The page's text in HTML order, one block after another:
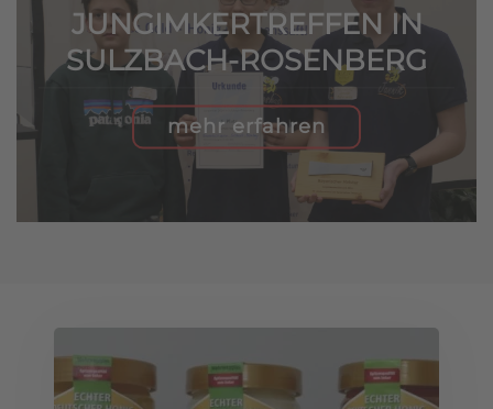
JUNGIMKERTREFFEN IN
SULZBACH-ROSENBERG
mehr erfahren